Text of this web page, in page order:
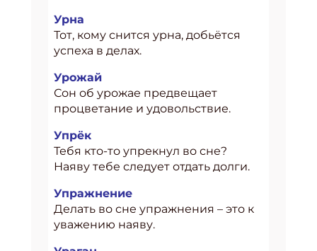
Урна
Тот, кому снится урна, добьётся
успеха в делах.
Урожай
Сон об урожае предвещает
процветание и удовольствие.
Упрёк
Тебя кто-то упрекнул во сне?
Наяву тебе следует отдать долги.
Упражнение
Делать во сне упражнения – это к
уважению наяву.